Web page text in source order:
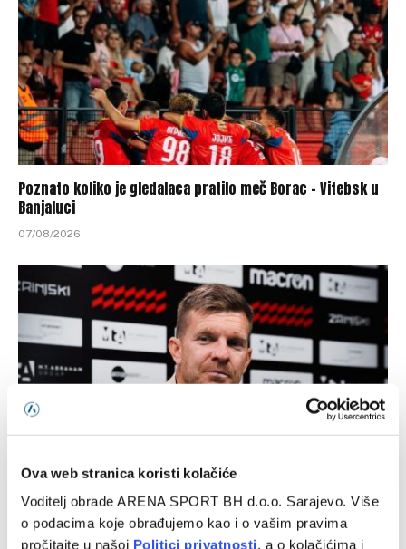
Ova web stranica koristi kolačiće
Voditelj obrade ARENA SPORT BH d.o.o. Sarajevo. Više
o podacima koje obrađujemo kao i o vašim pravima
pročitajte u našoj Politici privatnosti, a o kolačićima i
Poznato koliko je gledalaca pratilo meč Borac – Vitebsk u
Banjaluci
07/08/2026
Rožman najavio doselekciju kadra nakon ispadanja iz
Evrope
07/08/2026